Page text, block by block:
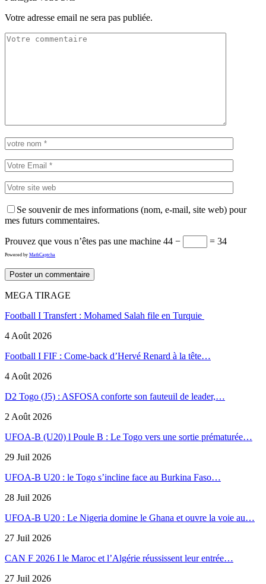
Votre adresse email ne sera pas publiée.
Se souvenir de mes informations (nom, e-mail, site web) pour
mes futurs commentaires.
Prouvez que vous n’êtes pas une machine 44 − = 34
Powered by MathCaptcha
MEGA TIRAGE
Football I Transfert : Mohamed Salah file en Turquie
4 Août 2026
Football I FIF : Come-back d’Hervé Renard à la tête…
4 Août 2026
D2 Togo (J5) : ASFOSA conforte son fauteuil de leader,…
2 Août 2026
UFOA-B (U20) l Poule B : Le Togo vers une sortie prématurée…
29 Juil 2026
UFOA-B U20 : le Togo s’incline face au Burkina Faso…
28 Juil 2026
UFOA-B U20 : Le Nigeria domine le Ghana et ouvre la voie au…
27 Juil 2026
CAN F 2026 I le Maroc et l’Algérie réussissent leur entrée…
27 Juil 2026